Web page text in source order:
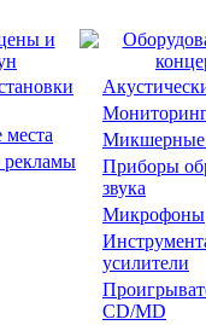
и
места
рекламы
Микшерные
Приборы
звука
Микрофоны
усилители
CD/MD